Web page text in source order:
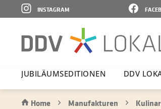
INSTAGRAM
JUBI­LÄ­UMS­E­DI­TIONEN DDV
Home Manufakturen